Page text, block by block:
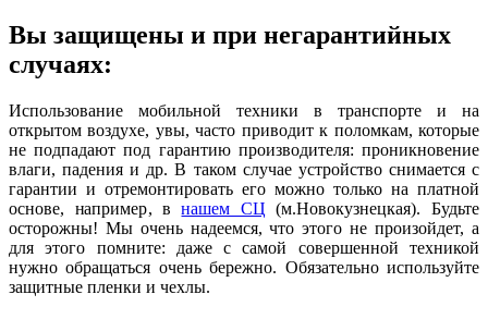
Вы защищены и при негарантийных
случаях:
Использование мобильной техники в транспорте и на
открытом воздухе, увы, часто приводит к поломкам, которые
не подпадают под гарантию производителя: проникновение
влаги, падения и др. В таком случае устройство снимается с
гарантии и отремонтировать его можно только на платной
основе, например, внашем СЦ (м.Новокузнецкая). Будьте
осторожны! Мы очень надеемся, что этого не произойдет, а
для этого помните: даже с самой совершенной техникой
нужно обращаться очень бережно. Обязательно используйте
защитные пленки и чехлы.